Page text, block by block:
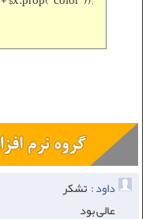
داود : تشکر
عالی بود